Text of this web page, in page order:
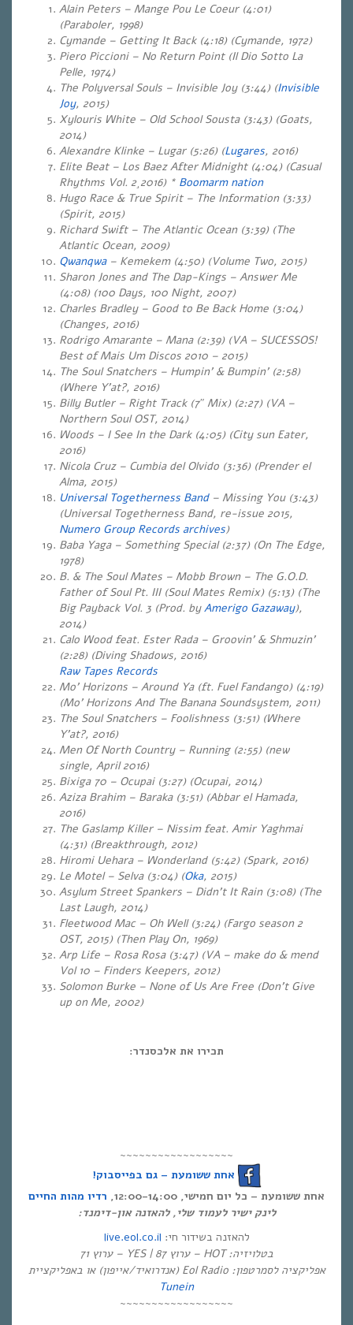
Alain Peters – Mange Pou Le Coeur (4:01)
(Paraboler, 1998)
Cymande – Getting It Back (4:18) (Cymande, 1972)
Piero Piccioni – No Return Point (Il Dio Sotto La
Pelle, 1974)
The Polyversal Souls – Invisible Joy (3:44) (Invisible
Joy, 2015)
Xylouris White – Old School Sousta (3:43) (Goats,
2014)
Alexandre Klinke – Lugar (5:26) (Lugares, 2016)
Elite Beat – Los Baez After Midnight (4:04) (Casual
Rhythms Vol. 2¸2016) * Boomarm nation
Hugo Race & True Spirit – The Information (3:33)
(Spirit, 2015)
Richard Swift – The Atlantic Ocean (3:39) (The
Atlantic Ocean, 2009)
Qwanqwa– Kemekem (4:50) (Volume Two, 2015)
Sharon Jones and The Dap-Kings – Answer Me
(4:08) (100 Days, 100 Night, 2007)
Charles Bradley – Good to Be Back Home (3:04)
(Changes, 2016)
Rodrigo Amarante – Mana (2:39) (VA – SUCESSOS!
Best of Mais Um Discos 2010 – 2015)
The Soul Snatchers – Humpin’ & Bumpin’ (2:58)
(Where Y’at?, 2016)
Billy Butler – Right Track (7″ Mix) (2:27) (VA –
Northern Soul OST, 2014)
Woods – I See In the Dark (4:05) (City sun Eater,
2016)
Nicola Cruz – Cumbia del Olvido (3:36) (Prender el
Alma, 2015)
Universal Togetherness Band– Missing You (3:43)
(Universal Togetherness Band, re-issue 2015,
Numero Group Records archives)
Baba Yaga – Something Special (2:37) (On The Edge,
1978)
B. & The Soul Mates – Mobb Brown – The G.O.D.
Father of Soul Pt. III (Soul Mates Remix) (5:13) (The
Big Payback Vol. 3 (Prod. byAmerigo Gazaway),
2014)
Calo Wood feat. Ester Rada – Groovin’ & Shmuzin’
(2:28) (Diving Shadows, 2016)
Raw Tapes Records
Mo’ Horizons – Around Ya (ft. Fuel Fandango) (4:19)
(Mo’ Horizons And The Banana Soundsystem, 2011)
The Soul Snatchers – Foolishness (3:51) (Where
Y’at?, 2016)
Men Of North Country – Running (2:55) (new
single, April 2016)
Bixiga 70 – Ocupai (3:27) (Ocupai, 2014)
Aziza Brahim – Baraka (3:51) (Abbar el Hamada,
2016)
The Gaslamp Killer – Nissim feat. Amir Yaghmai
(4:31) (Breakthrough, 2012)
Hiromi Uehara – Wonderland (5:42) (Spark, 2016)
Le Motel – Selva (3:04) (Oka, 2015)
Asylum Street Spankers – Didn’t It Rain (3:08) (The
Last Laugh, 2014)
Fleetwood Mac – Oh Well (3:24) (Fargo season 2
OST, 2015) (Then Play On, 1969)
Arp Life – Rosa Rosa (3:47) (VA – make do & mend
Vol 10 – Finders Keepers, 2012)
Solomon Burke – None of Us Are Free (Don’t Give
up on Me, 2002)
תכירו את אלכסנדר:
~~~~~~~~~~~~~~~~~~
אחת ששומעת – גם בפייסבוק!
אחת ששומעת – כל יום חמישי, 12:00-14:00,
רדיו מהות החיים
לינק ישיר לעמוד שלי, להאזנה און-דימנד:
להאזנה בשידור חי: live.eol.co.il
בטלויזיה: HOT – ערוץ 87 | YES – ערוץ 71
אפליקציה לסמרטפון: Eol Radio (אנדרואיד/אייפון) או באפליקציית
Tunein
~~~~~~~~~~~~~~~~~~